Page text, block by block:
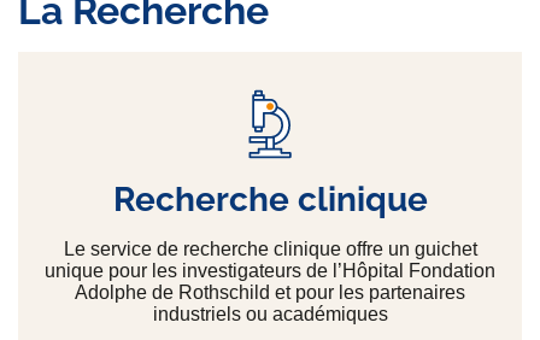
La Recherche
Recherche clinique
Le service de recherche clinique offre un guichet
unique pour les investigateurs de l’Hôpital Fondation
Adolphe de Rothschild et pour les partenaires
industriels ou académiques